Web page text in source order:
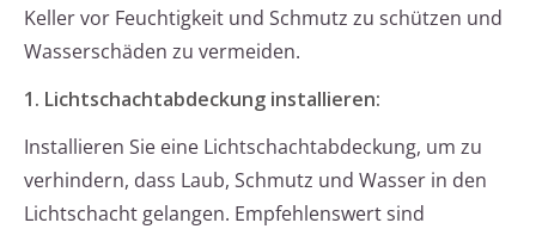
Keller vor Feuchtigkeit und Schmutz zu schützen und
Wasserschäden zu vermeiden.
1. Lichtschachtabdeckung installieren:
Installieren Sie eine Lichtschachtabdeckung, um zu
verhindern, dass Laub, Schmutz und Wasser in den
Lichtschacht gelangen. Empfehlenswert sind